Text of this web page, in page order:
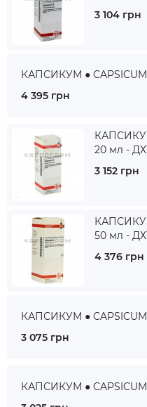
3 104 грн
КАПСИКУМ ●
4 395 грн
20 мл -
3 152 грн
50 мл -
4 376 грн
КАПСИКУМ ●
3 075 грн
КАПСИКУМ ●